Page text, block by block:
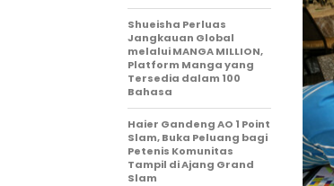
Shueisha Perluas
Jangkauan Global
melalui MANGA MILLION,
Platform Manga yang
Tersedia dalam 100
Bahasa
Haier Gandeng AO 1 Point
Slam, Buka Peluang bagi
Petenis Komunitas
Tampil di Ajang Grand
Slam